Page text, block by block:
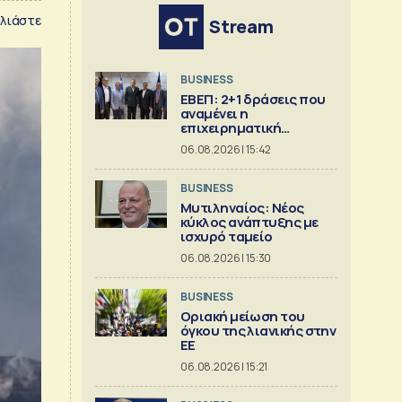
Stream
BUSINESS
ΕΒΕΠ: 2+1 δράσεις που
αναμένει η
επιχειρηματική
κοινότητα
06.08.2026 | 15:42
BUSINESS
Μυτιληναίος: Νέος
κύκλος ανάπτυξης με
ισχυρό ταμείο
06.08.2026 | 15:30
BUSINESS
Οριακή μείωση του
όγκου της λιανικής στην
ΕΕ
06.08.2026 | 15:21